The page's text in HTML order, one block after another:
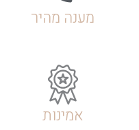
מענה מהיר
אמינות